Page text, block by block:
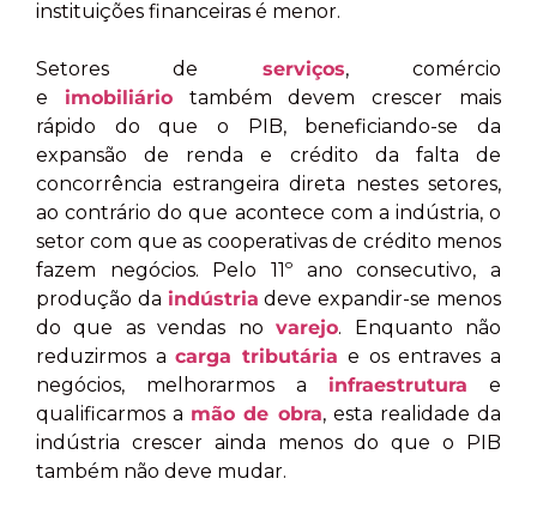
instituições financeiras é menor.
Setores de serviços, comércio
e imobiliáriotambém devem crescer mais
rápido do que o PIB, beneficiando-se da
expansão de renda e crédito da falta de
concorrência estrangeira direta nestes setores,
ao contrário do que acontece com a indústria, o
setor com que as cooperativas de crédito menos
fazem negócios. Pelo 11º ano consecutivo, a
produção da indústria deve expandir-se menos
do que as vendas novarejo. Enquanto não
reduzirmos acarga tributária e os entraves a
negócios, melhorarmos a infraestrutura e
qualificarmos a mão de obra, esta realidade da
indústria crescer ainda menos do que o PIB
também não deve mudar.